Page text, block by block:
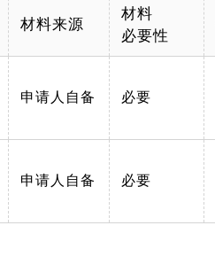
材料来源
材料
必要性
申请人自备 必要
申请人自备 必要